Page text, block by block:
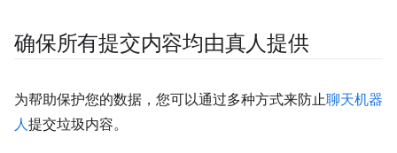
确保所有提交内容均由真人提供
为帮助保护您的数据，您可以通过多种方式来防止聊天机器
人提交垃圾内容。